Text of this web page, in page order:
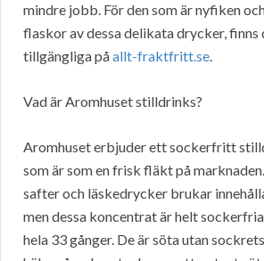
mindre jobb. För den som är nyfiken
flaskor av dessa delikata drycker, finns
tillgängliga påallt-fraktfritt.se.
Vad är Aromhuset stilldrinks?
Aromhuset erbjuder ett sockerfritt
som är som en frisk fläkt på
safter och läskedrycker brukar
men dessa koncentrat är helt
hela 33 gånger. De är söta utan